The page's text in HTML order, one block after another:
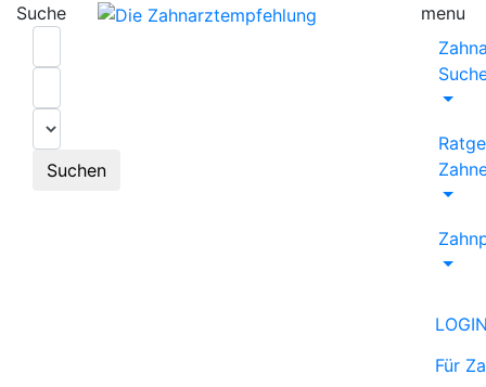
Suche
Suchen
menu
Für